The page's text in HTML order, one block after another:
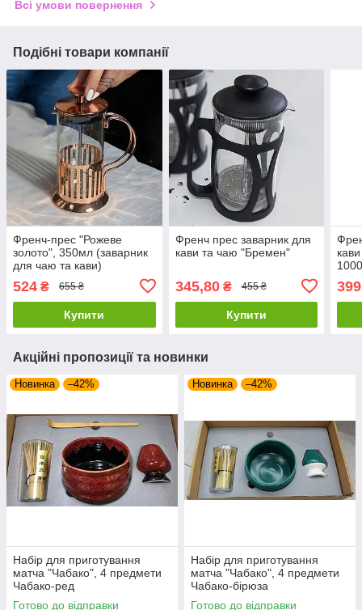
Всі умови повернення
Подібні товари компанії
Френч-прес "Рожеве
золото", 350мл (заварник
для чаю та кави)
524 ₴ 655 ₴
Купити
Френч прес заварник для
кави та чаю "Бремен"
345,80₴ 455 ₴
Купити
399
Акційні пропозиції та новинки
Новинка –42%
Набір для приготування
матча "Чабако", 4 предмети
Чабако-ред
Готово до відправки
Новинка –42%
Набір для приготування
матча "Чабако", 4 предмети
Чабако-бірюза
Готово до відправки